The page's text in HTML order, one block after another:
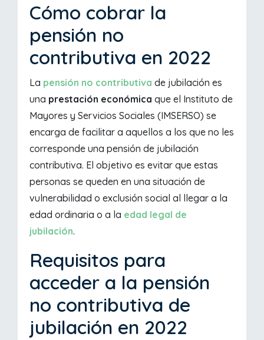
Cómo cobrar la
pensión no
contributiva en 2022
La pensión no contributiva de jubilación es
una prestación económicaque el Instituto de
Mayores y Servicios Sociales (IMSERSO) se
encarga de facilitar a aquellos a los que no les
corresponde una pensión de jubilación
contributiva. El objetivo es evitar que estas
personas se queden en una situación de
vulnerabilidad o exclusión social al llegar a la
edad ordinaria o a la edad legal de
jubilación.
Requisitos para
acceder a la pensión
no contributiva de
jubilación en 2022